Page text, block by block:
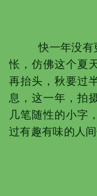
快一年没有更
怅，仿佛这个夏
再抬头，秋要过
息，这一年，拍
几笔随性的小字
过有趣有味的人间